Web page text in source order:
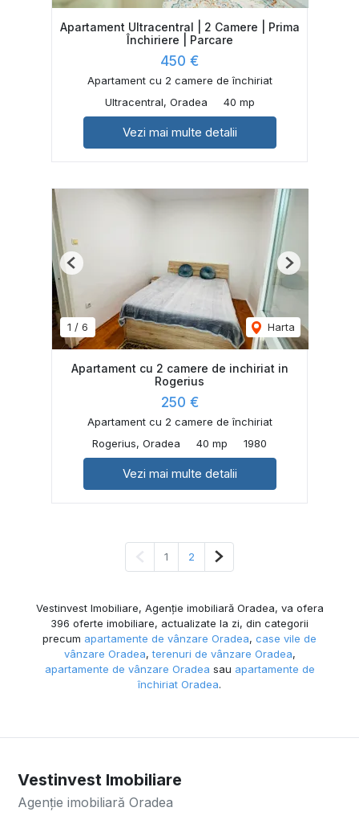
Apartament Ultracentral | 2 Camere | Prima
Închiriere | Parcare
450 €
Apartament cu 2 camere de închiriat
Ultracentral, Oradea
40 mp
Vezi mai multe detalii
1 / 6 Harta
Previous Next
Apartament cu 2 camere de inchiriat in
Rogerius
250 €
Apartament cu 2 camere de închiriat
Rogerius, Oradea
40 mp 1980
Vezi mai multe detalii
Pagina anterioară
1 2 Pagina următoare
Vestinvest Imobiliare, Agenție imobiliară Oradea, va ofera
396 oferte imobiliare, actualizate la zi, din categorii
precum apartamente de vânzare Oradea, case vile de
vânzare Oradea,terenuri de vânzare Oradea,
apartamente de vânzare Oradea sau apartamente de
închiriat Oradea.
Vestinvest Imobiliare
Agenție imobiliară Oradea